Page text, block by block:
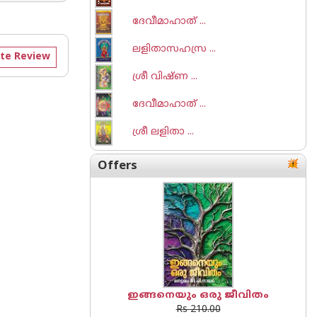
Review
ദേവീമാഹാത് ...
ലളിതാസഹസ്ര ...
ശ്രീ വിഷ്ണ ...
ദേവീമാഹാത് ...
ശ്രീ ലളിതാ ...
Offers
ഇങ്ങനെയും ഒരു ജീവിതം
Rs 210.00